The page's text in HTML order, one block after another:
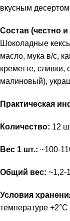
вкусным
Состав (честно и
Шоколадные
масло, мука в/с,
креметте, сливки,
малиновый),
Практическая
Количество: 12
Вес 1 шт.: ~100-
Общий вес: ~1,2-
Условия
температуре +2°C